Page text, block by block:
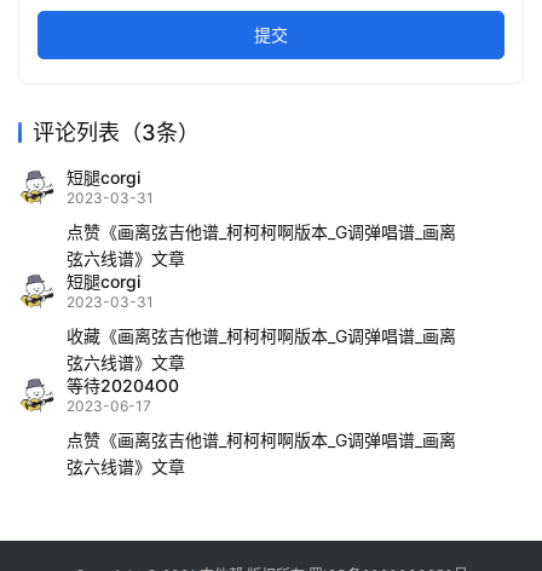
提交
评论列表（3条）
短腿corgi
2023-03-31
点赞《画离弦吉他谱_柯柯柯啊版本_G调弹唱谱_画离
弦六线谱》文章
短腿corgi
2023-03-31
收藏《画离弦吉他谱_柯柯柯啊版本_G调弹唱谱_画离
弦六线谱》文章
等待20204O0
2023-06-17
点赞《画离弦吉他谱_柯柯柯啊版本_G调弹唱谱_画离
弦六线谱》文章